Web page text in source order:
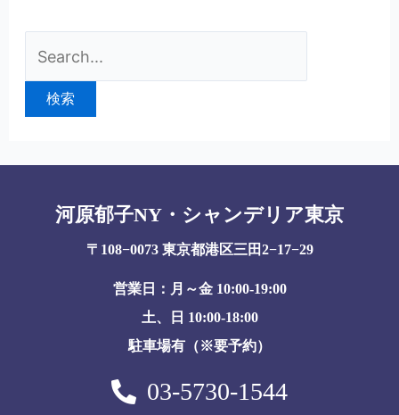
河原郁子NY・シャンデリア東京
〒108−0073 東京都港区三田2−17−29
営業日：月～金 10:00-19:00
土、日 10:00-18:00
駐車場有（※要予約）
03-5730-1544